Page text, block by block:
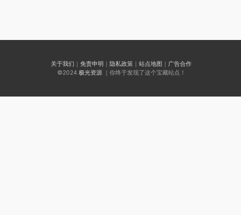
关于我们 ｜ 免责申明 ｜ 隐私政策 ｜ 站点地图 ｜ 广告合作
©2024 极光资源｜你终于发现了这个宝藏站点！